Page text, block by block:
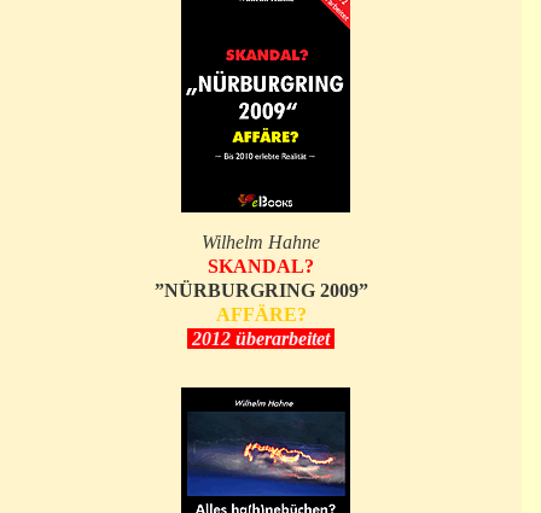
Wilhelm Hahne
SKANDAL?
”NÜRBURGRING 2009”
AFFÄRE?
2012 überarbeitet